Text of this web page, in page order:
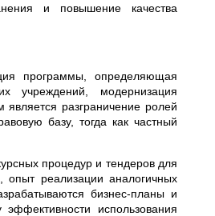
и повышение качества
программы, определяющая
учреждений, модернизация
разграничение ролей
базу, тогда как частный
процедур и тендеров для
реализации аналогичных
бизнес-планы и
использования